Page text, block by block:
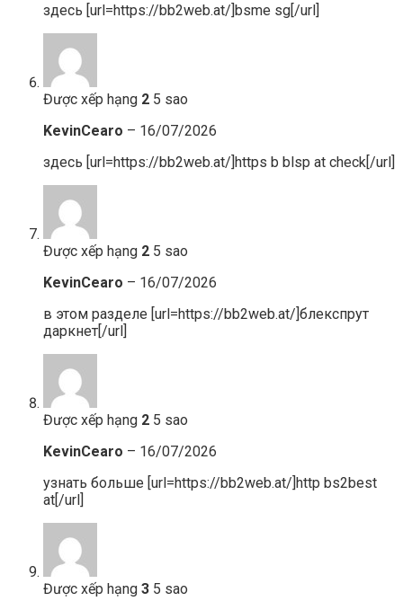
здесь [url=https://bb2web.at/]bsme sg[/url]
Được xếp hạng 2 5 sao
KevinCearo – 16/07/2026
здесь [url=https://bb2web.at/]https b blsp at check[/url]
Được xếp hạng 2 5 sao
KevinCearo – 16/07/2026
в этом разделе [url=https://bb2web.at/]блекспрут
даркнет[/url]
Được xếp hạng 2 5 sao
KevinCearo – 16/07/2026
узнать больше [url=https://bb2web.at/]http bs2best
at[/url]
Được xếp hạng 3 5 sao